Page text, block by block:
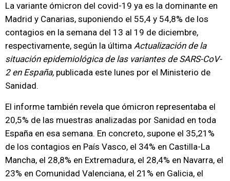
La variante ómicron del covid-19 ya es la dominante en
Madrid y Canarias, suponiendo el 55,4 y 54,8% de los
contagios en la semana del 13 al 19 de diciembre,
respectivamente, según la última Actualización de la
situación epidemiológica de las variantes de SARS-CoV-
2 en España, publicada este lunes por el Ministerio de
Sanidad.
El informe también revela que ómicron representaba el
20,5% de las muestras analizadas por Sanidad en toda
España en esa semana. En concreto, supone el 35,21%
de los contagios en País Vasco, el 34% en Castilla-La
Mancha, el 28,8% en Extremadura, el 28,4% en Navarra, el
23% en Comunidad Valenciana, el 21% en Galicia, el